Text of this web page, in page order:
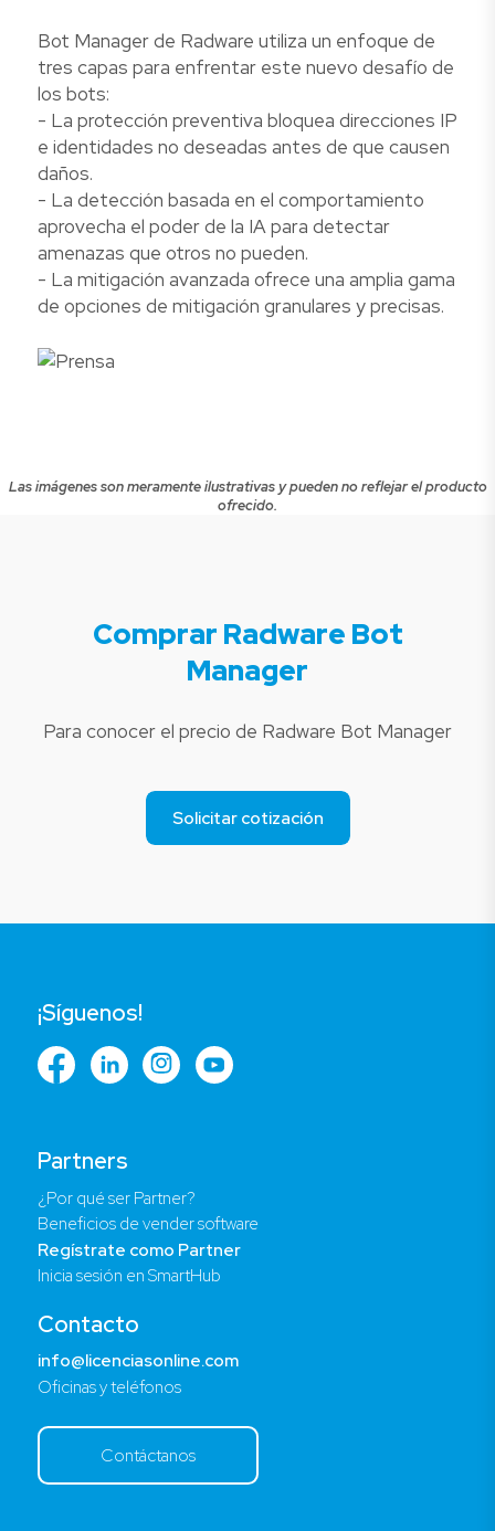
Bot Manager de Radware utiliza un enfoque de
tres capas para enfrentar este nuevo desafío de
los bots:
- La protección preventiva bloquea direcciones IP
e identidades no deseadas antes de que causen
daños.
- La detección basada en el comportamiento
aprovecha el poder de la IA para detectar
amenazas que otros no pueden.
- La mitigación avanzada ofrece una amplia gama
de opciones de mitigación granulares y precisas.
Las imágenes son meramente ilustrativas y pueden no reflejar el producto
ofrecido.
Comprar Radware Bot
Manager
Para conocer el precio de Radware Bot Manager
Solicitar cotización
Partners
¿Por qué ser Partner?
Beneficios de vender software
Regístrate como Partner
Inicia sesión en SmartHub
Contacto
info@licenciasonline.com
Oficinas y teléfonos
Contáctanos
¡Síguenos!